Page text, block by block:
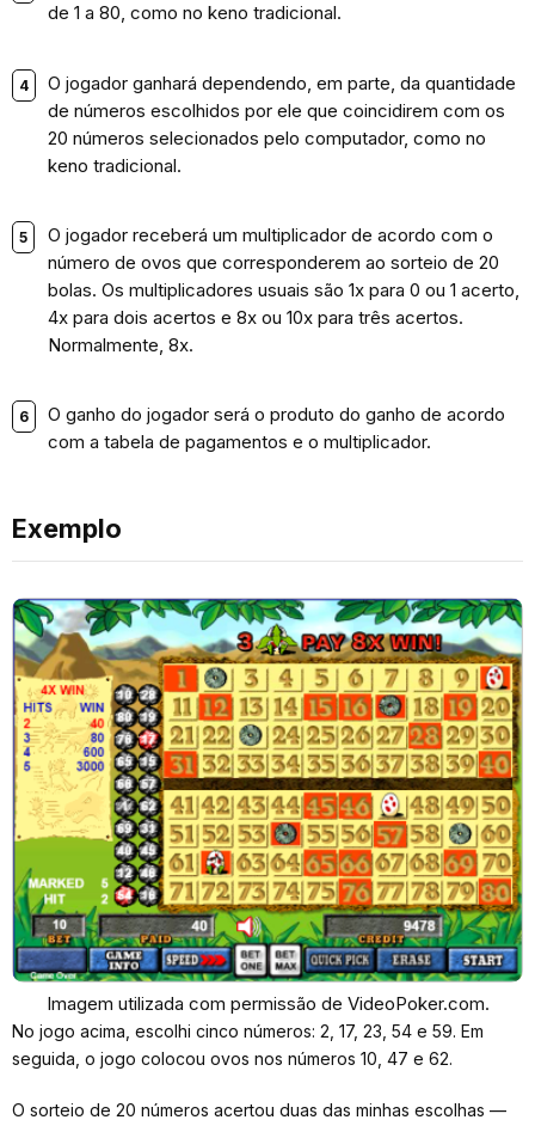
de 1 a 80, como no keno tradicional.
O jogador ganhará dependendo, em parte, da quantidade
de números escolhidos por ele que coincidirem com os
20 números selecionados pelo computador, como no
keno tradicional.
O jogador receberá um multiplicador de acordo com o
número de ovos que corresponderem ao sorteio de 20
bolas. Os multiplicadores usuais são 1x para 0 ou 1 acerto,
4x para dois acertos e 8x ou 10x para três acertos.
Normalmente, 8x.
O ganho do jogador será o produto do ganho de acordo
com a tabela de pagamentos e o multiplicador.
Exemplo
Imagem utilizada com permissão de VideoPoker.com.
No jogo acima, escolhi cinco números: 2, 17, 23, 54 e 59. Em
seguida, o jogo colocou ovos nos números 10, 47 e 62.
O sorteio de 20 números acertou duas das minhas escolhas —